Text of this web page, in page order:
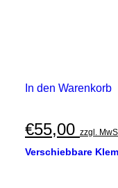
In den Warenkorb
€55,00 zzgl.
Verschiebbare